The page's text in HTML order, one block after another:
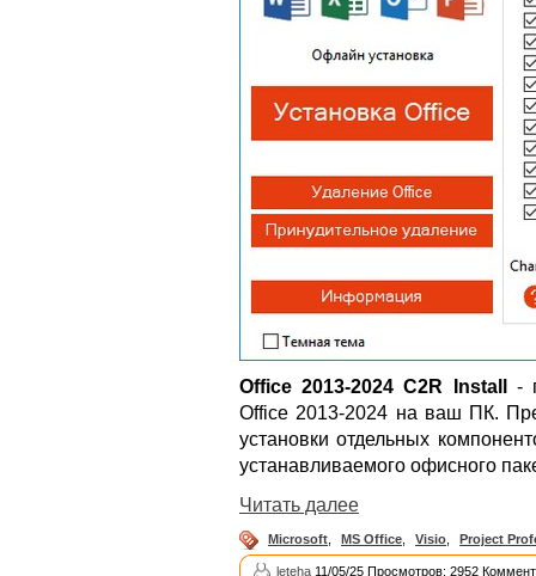
Office 2013-2024 C2R Install
-
Office 2013-2024 на ваш ПК.
установки отдельных
устанавливаемого офисного
Читать далее
Microsoft MS Office Visio Project
leteha 11/05/25 Просмотров: 2952